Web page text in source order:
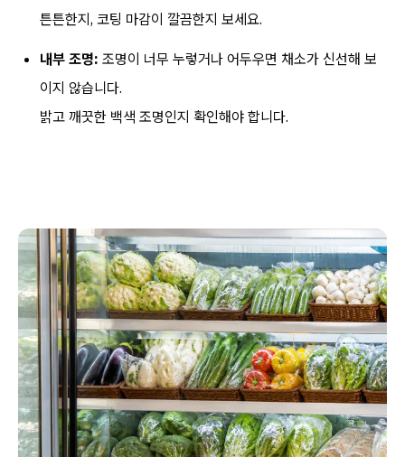
튼튼한지, 코팅 마감이 깔끔한지 보세요.
내부 조명: 조명이 너무 누렇거나 어두우면 채소가 신선해 보
이지 않습니다.
밝고 깨끗한 백색 조명인지 확인해야 합니다.